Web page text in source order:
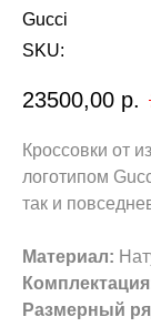
Gucci
SKU:
23500,00 р.
Кроссовки от
логотипом
так и
Материал:
Размерный